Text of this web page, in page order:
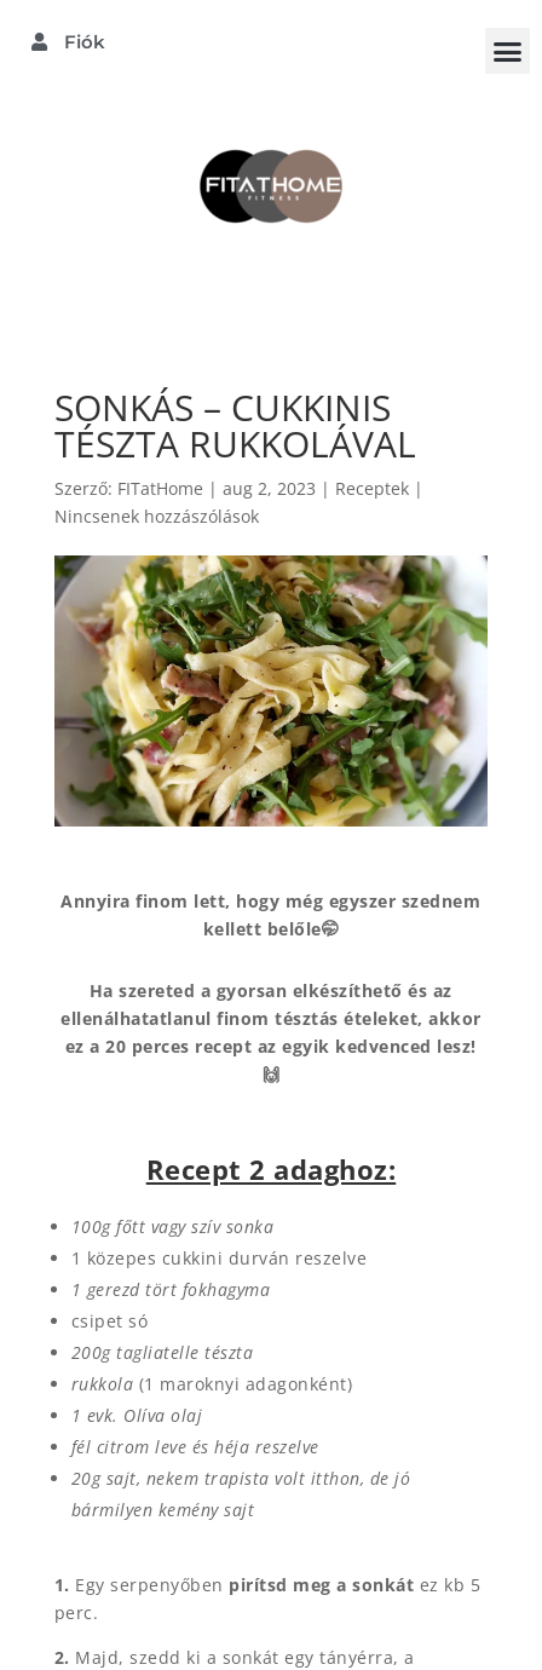
Fiók
SONKÁS – CUKKINIS
TÉSZTA RUKKOLÁVAL
Szerző: FITatHome | aug 2, 2023 | Receptek|
Nincsenek hozzászólások
Annyira finom lett, hogy még egyszer szednem
kellett belőle🤭
Ha szereted a gyorsan elkészíthető és az
ellenálhatatlanul finom tésztás ételeket, akkor
ez a 20 perces recept az egyik kedvenced lesz!
🙌
Recept 2 adaghoz:
100g főtt vagy szív sonka
1 közepes cukkini durván reszelve
1 gerezd tört fokhagyma
csipet só
200g tagliatelle tészta
rukkola (1 maroknyi adagonként)
1 evk. Olíva olaj
fél citrom leve és héja reszelve
20g sajt, nekem trapista volt itthon, de jó
bármilyen kemény sajt
1. Egy serpenyőben pirítsd meg a sonkát ez kb 5
perc.
2. Majd, szedd ki a sonkát egy tányérra, a